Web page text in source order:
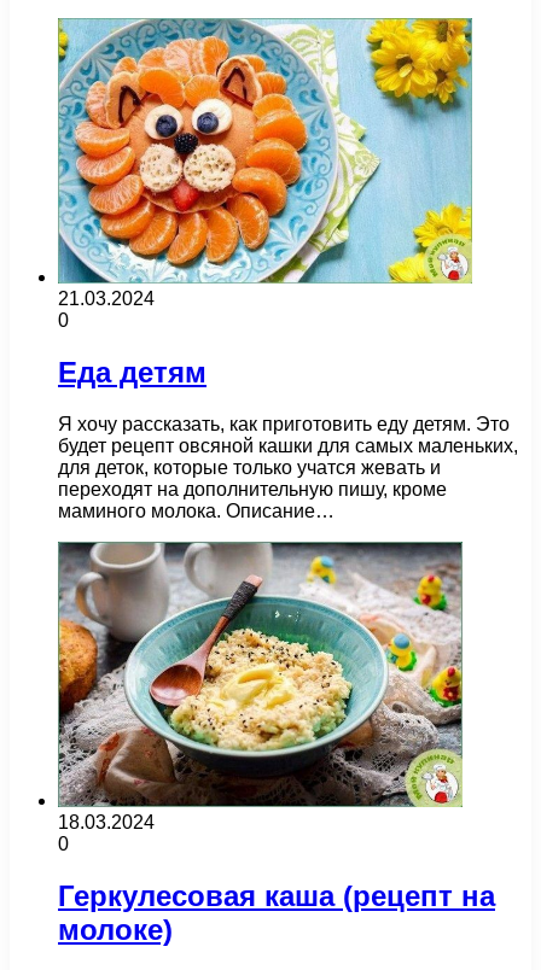
21.03.2024
0
Еда детям
Я хочу рассказать, как приготовить еду детям. Это
будет рецепт овсяной кашки для самых маленьких,
для деток, которые только учатся жевать и
переходят на дополнительную пишу, кроме
маминого молока. Описание…
18.03.2024
0
Геркулесовая каша (рецепт на
молоке)